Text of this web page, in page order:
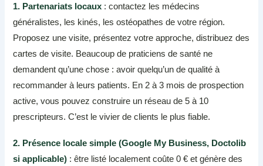
1. Partenariats locaux : contactez les médecins
généralistes, les kinés, les ostéopathes de votre région.
Proposez une visite, présentez votre approche, distribuez des
cartes de visite. Beaucoup de praticiens de santé ne
demandent qu’une chose : avoir quelqu’un de qualité à
recommander à leurs patients. En 2 à 3 mois de prospection
active, vous pouvez construire un réseau de 5 à 10
prescripteurs. C’est le vivier de clients le plus fiable.
2. Présence locale simple (Google My Business, Doctolib
si applicable) : être listé localement coûte 0 € et génère des